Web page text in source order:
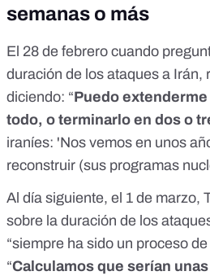
semanas o más
El 28 de febrero cuando
duración de los ataques a Irán,
diciendo: “Puedo
todo, o terminarlo en dos o
iraníes: 'Nos vemos en unos
reconstruir (sus programas
Al día siguiente, el 1 de marzo,
sobre la duración de los
“siempre ha sido un proceso
“Calculamos que serían